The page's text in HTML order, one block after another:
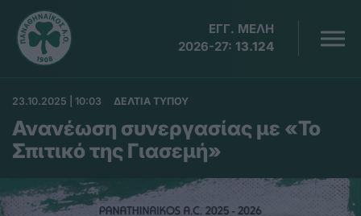
ΕΓΓ. ΜΕΛΗ
2026-27: 13.124
23.10.2025 | 10:03 ΔΕΛΤΙΑ ΤΥΠΟΥ
Ανανέωση συνεργασίας με «Το
Σπιτικό της Γιασεμή»